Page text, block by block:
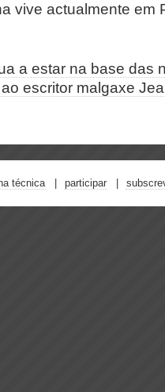
vive actualmente em
a estar na base das
escritor malgaxe
técnica participar